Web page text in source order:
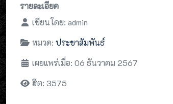
รายละเอียด
เขียนโดย: admin
หมวด: ประชาสัมพันธ์
เผยแพร่เมื่อ: 06 ธันวาคม 2567
ฮิต: 3575